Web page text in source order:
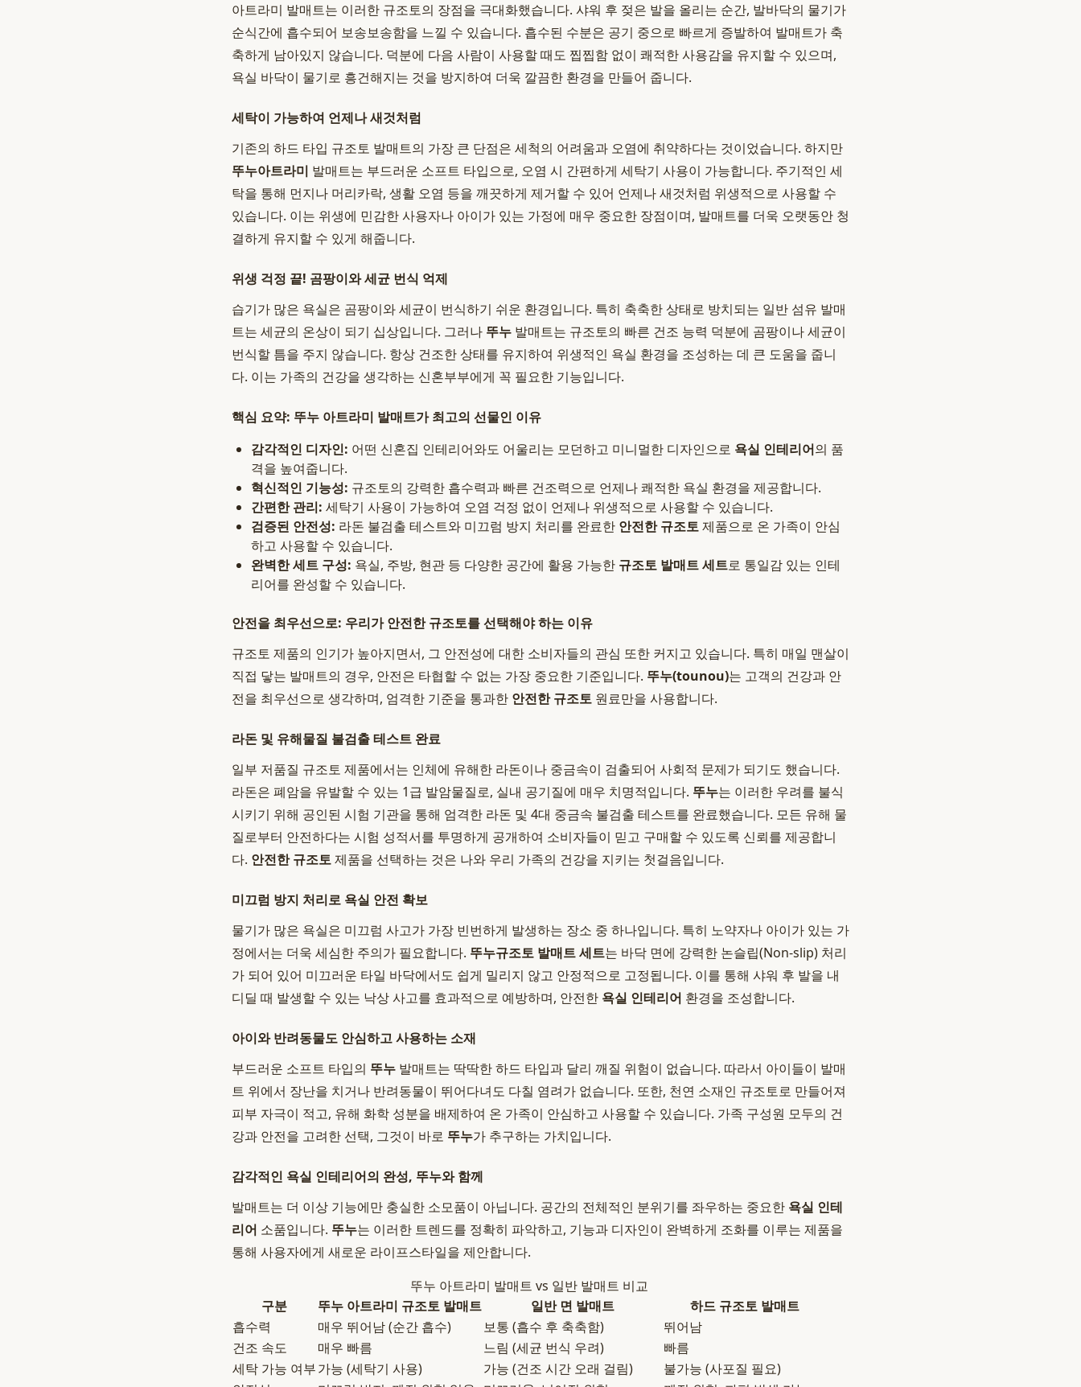
아트라미 발매트는 이러한 규조토의 장점을 극대화했습니다. 샤워 후 젖은 발을 올리는 순간, 발바닥의 물기가
순식간에 흡수되어 보송보송함을 느낄 수 있습니다. 흡수된 수분은 공기 중으로 빠르게 증발하여 발매트가 축
축하게 남아있지 않습니다. 덕분에 다음 사람이 사용할 때도 찝찝함 없이 쾌적한 사용감을 유지할 수 있으며,
욕실 바닥이 물기로 흥건해지는 것을 방지하여 더욱 깔끔한 환경을 만들어 줍니다.
세탁이 가능하여 언제나 새것처럼
기존의 하드 타입 규조토 발매트의 가장 큰 단점은 세척의 어려움과 오염에 취약하다는 것이었습니다. 하지만
뚜누아트라미 발매트는 부드러운 소프트 타입으로, 오염 시 간편하게 세탁기 사용이 가능합니다. 주기적인 세
탁을 통해 먼지나 머리카락, 생활 오염 등을 깨끗하게 제거할 수 있어 언제나 새것처럼 위생적으로 사용할 수
있습니다. 이는 위생에 민감한 사용자나 아이가 있는 가정에 매우 중요한 장점이며, 발매트를 더욱 오랫동안 청
결하게 유지할 수 있게 해줍니다.
위생 걱정 끝! 곰팡이와 세균 번식 억제
습기가 많은 욕실은 곰팡이와 세균이 번식하기 쉬운 환경입니다. 특히 축축한 상태로 방치되는 일반 섬유 발매
트는 세균의 온상이 되기 십상입니다. 그러나 뚜누 발매트는 규조토의 빠른 건조 능력 덕분에 곰팡이나 세균이
번식할 틈을 주지 않습니다. 항상 건조한 상태를 유지하여 위생적인 욕실 환경을 조성하는 데 큰 도움을 줍니
다. 이는 가족의 건강을 생각하는 신혼부부에게 꼭 필요한 기능입니다.
핵심 요약: 뚜누 아트라미 발매트가 최고의 선물인 이유
감각적인 디자인: 어떤 신혼집 인테리어와도 어울리는 모던하고 미니멀한 디자인으로 욕실 인테리어의 품
격을 높여줍니다.
혁신적인 기능성: 규조토의 강력한 흡수력과 빠른 건조력으로 언제나 쾌적한 욕실 환경을 제공합니다.
간편한 관리: 세탁기 사용이 가능하여 오염 걱정 없이 언제나 위생적으로 사용할 수 있습니다.
검증된 안전성: 라돈 불검출 테스트와 미끄럼 방지 처리를 완료한 안전한 규조토제품으로 온 가족이 안심
하고 사용할 수 있습니다.
완벽한 세트 구성: 욕실, 주방, 현관 등 다양한 공간에 활용 가능한 규조토 발매트 세트로 통일감 있는 인테
리어를 완성할 수 있습니다.
안전을 최우선으로: 우리가 안전한 규조토를 선택해야 하는 이유
규조토 제품의 인기가 높아지면서, 그 안전성에 대한 소비자들의 관심 또한 커지고 있습니다. 특히 매일 맨살이
직접 닿는 발매트의 경우, 안전은 타협할 수 없는 가장 중요한 기준입니다. 뚜누(tounou)는 고객의 건강과 안
전을 최우선으로 생각하며, 엄격한 기준을 통과한 안전한 규조토 원료만을 사용합니다.
라돈 및 유해물질 불검출 테스트 완료
일부 저품질 규조토 제품에서는 인체에 유해한 라돈이나 중금속이 검출되어 사회적 문제가 되기도 했습니다.
라돈은 폐암을 유발할 수 있는 1급 발암물질로, 실내 공기질에 매우 치명적입니다. 뚜누는 이러한 우려를 불식
시키기 위해 공인된 시험 기관을 통해 엄격한 라돈 및 4대 중금속 불검출 테스트를 완료했습니다. 모든 유해 물
질로부터 안전하다는 시험 성적서를 투명하게 공개하여 소비자들이 믿고 구매할 수 있도록 신뢰를 제공합니
다. 안전한 규조토제품을 선택하는 것은 나와 우리 가족의 건강을 지키는 첫걸음입니다.
미끄럼 방지 처리로 욕실 안전 확보
물기가 많은 욕실은 미끄럼 사고가 가장 빈번하게 발생하는 장소 중 하나입니다. 특히 노약자나 아이가 있는 가
정에서는 더욱 세심한 주의가 필요합니다. 뚜누규조토 발매트 세트는 바닥 면에 강력한 논슬립(Non-slip) 처리
가 되어 있어 미끄러운 타일 바닥에서도 쉽게 밀리지 않고 안정적으로 고정됩니다. 이를 통해 샤워 후 발을 내
디딜 때 발생할 수 있는 낙상 사고를 효과적으로 예방하며, 안전한 욕실 인테리어 환경을 조성합니다.
아이와 반려동물도 안심하고 사용하는 소재
부드러운 소프트 타입의 뚜누 발매트는 딱딱한 하드 타입과 달리 깨질 위험이 없습니다. 따라서 아이들이 발매
트 위에서 장난을 치거나 반려동물이 뛰어다녀도 다칠 염려가 없습니다. 또한, 천연 소재인 규조토로 만들어져
피부 자극이 적고, 유해 화학 성분을 배제하여 온 가족이 안심하고 사용할 수 있습니다. 가족 구성원 모두의 건
강과 안전을 고려한 선택, 그것이 바로 뚜누가 추구하는 가치입니다.
감각적인 욕실 인테리어의 완성, 뚜누와 함께
발매트는 더 이상 기능에만 충실한 소모품이 아닙니다. 공간의 전체적인 분위기를 좌우하는 중요한 욕실 인테
리어 소품입니다. 뚜누는 이러한 트렌드를 정확히 파악하고, 기능과 디자인이 완벽하게 조화를 이루는 제품을
통해 사용자에게 새로운 라이프스타일을 제안합니다.
뚜누 아트라미 발매트 vs 일반 발매트 비교
구분
뚜누 아트라미 규조토 발매트 일반 면 발매트
하드 규조토 발매트
흡수력
매우 뛰어남 (순간 흡수) 보통 (흡수 후 축축함)
뛰어남
건조 속도
매우 빠름 느림 (세균 번식 우려)
빠름
세탁 가능 여부가능 (세탁기 사용) 가능 (건조 시간 오래 걸림)
불가능 (사포질 필요)